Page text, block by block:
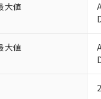
大値
大値
ご利用条件
対応済み：
対応予定：EU
対応予定なし：
仕入先様の事情
※1 中国